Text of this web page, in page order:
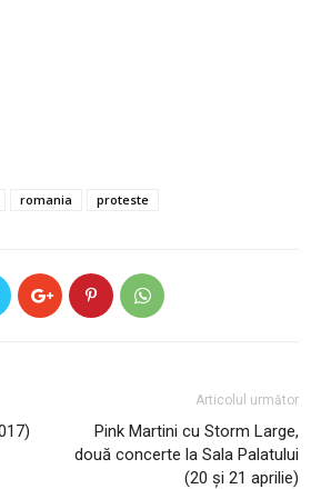
romania proteste
Articolul următor
Pink Martini cu Storm Large,
două concerte la Sala Palatului
(20 și 21 aprilie)